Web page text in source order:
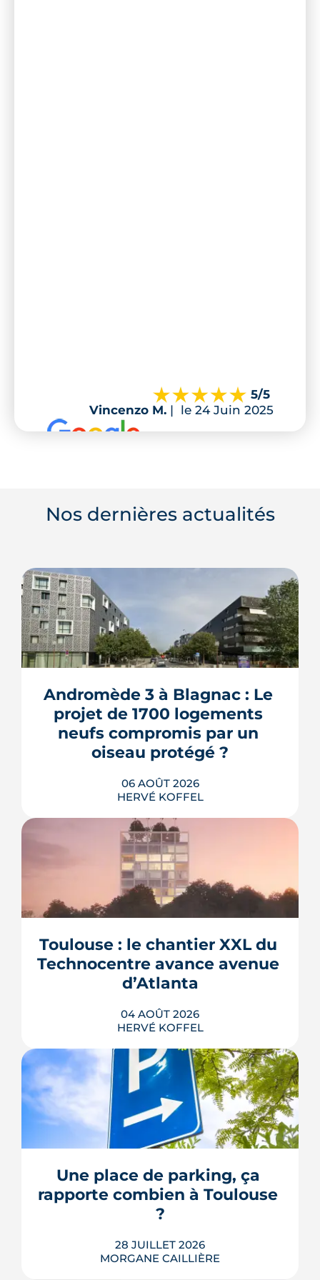
5/5
Vincenzo M. | le 24 Juin 2025
Nos dernières actualités
Andromède 3 à Blagnac : Le
projet de 1700 logements
neufs compromis par un
oiseau protégé ?
06 AOÛT 2026
HERVÉ KOFFEL
La troisième et dernière phase de
l'écoquartier Andromède doit livrer
près de 1 700 logements à partir de
protégé, la cisticole des joncs, contraint
fortement le plan d'aménagement et
repousse un calendrier déjà tendu.
LIRE L'ARTICLE
Toulouse : le chantier XXL du
Technocentre avance avenue
d’Atlanta
04 AOÛT 2026
HERVÉ KOFFEL
Avenue d'Atlanta, à la Roseraie, un
chantier de six hectares réorganise les
coulisses techniques de Toulouse
Métropole. Derrière les buttes de terre
déménagement de services, plusieurs
chiffrages officiels et un bras de fer
environnemental.
LIRE L'ARTICLE
Une place de parking, ça
rapporte combien à Toulouse
?
28 JUILLET 2026
MORGANE CAILLIÈRE